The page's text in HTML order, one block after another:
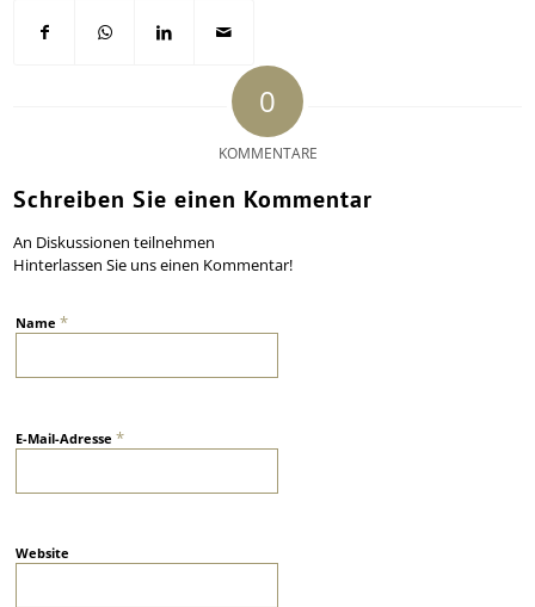
0
KOMMENTARE
Schreiben Sie einen Kommentar
An Diskussionen teilnehmen
Hinterlassen Sie uns einen Kommentar!
Name*
E-Mail-Adresse*
Website